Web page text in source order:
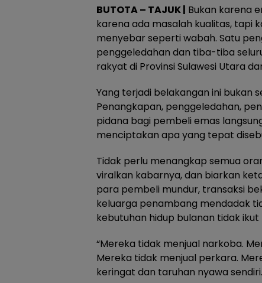
BUTOTA – TAJUK | Bukan karena
karena ada masalah kualitas, tapi
menyebar seperti wabah. Satu
penggeledahan dan tiba-tiba
rakyat di Provinsi Sulawesi Utara
Yang terjadi belakangan ini bukan
Penangkapan, penggeledahan,
pidana bagi pembeli emas
menciptakan apa yang tepat
Tidak perlu menangkap semua
viralkan kabarnya, dan biarkan
para pembeli mundur, transaksi
keluarga penambang mendadak
kebutuhan hidup bulanan tidak
“Mereka tidak menjual narkoba.
Mereka tidak menjual perkara.
keringat dan taruhan nyawa